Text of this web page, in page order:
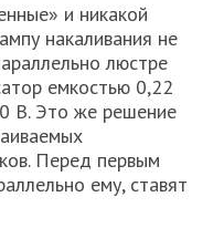
и никакой
накаливания не
люстре
емкостью 0,22
В. Это же решение
Перед первым
ему, ставят